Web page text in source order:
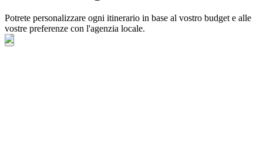
Potrete personalizzare ogni itinerario in base al vostro budget e alle
vostre preferenze con l'agenzia locale.